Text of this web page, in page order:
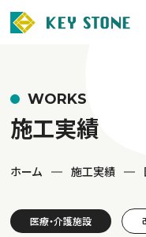
WORKS
施工実績
ホーム 施工実績
医療・介護施設